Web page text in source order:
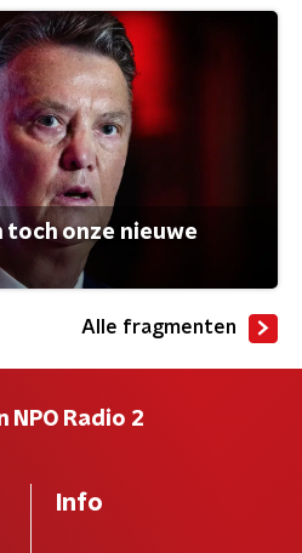
toch onze nieuwe
Alle fragmenten
NPO Radio 2
Info